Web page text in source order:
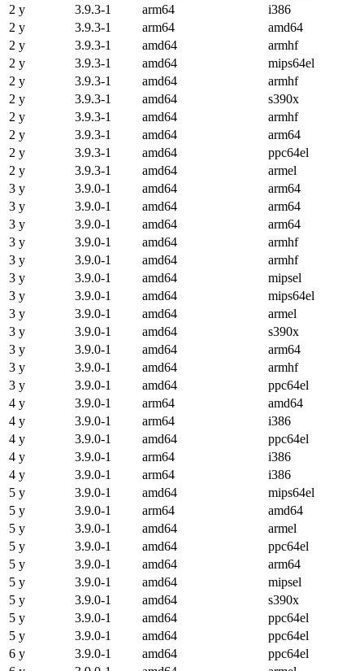
2 y
3.9.3-1 arm64
i386
2 y
3.9.3-1 arm64
amd64
2 y
3.9.3-1 amd64
armhf
2 y
3.9.3-1 amd64
mips64el
2 y
3.9.3-1 amd64
armhf
2 y
3.9.3-1 amd64
s390x
2 y
3.9.3-1 amd64
armhf
2 y
3.9.3-1 amd64
arm64
2 y
3.9.3-1 amd64
ppc64el
2 y
3.9.3-1 amd64
armel
3 y
3.9.0-1 amd64
arm64
3 y
3.9.0-1 amd64
arm64
3 y
3.9.0-1 amd64
arm64
3 y
3.9.0-1 amd64
armhf
3 y
3.9.0-1 amd64
armhf
3 y
3.9.0-1 amd64
mipsel
3 y
3.9.0-1 amd64
mips64el
3 y
3.9.0-1 amd64
armel
3 y
3.9.0-1 amd64
s390x
3 y
3.9.0-1 amd64
arm64
3 y
3.9.0-1 amd64
armhf
3 y
3.9.0-1 amd64
ppc64el
4 y
3.9.0-1 arm64
amd64
4 y
3.9.0-1 arm64
i386
4 y
3.9.0-1 amd64
ppc64el
4 y
3.9.0-1 arm64
i386
4 y
3.9.0-1 arm64
i386
5 y
3.9.0-1 amd64
mips64el
5 y
3.9.0-1 arm64
amd64
5 y
3.9.0-1 amd64
armel
5 y
3.9.0-1 amd64
ppc64el
5 y
3.9.0-1 amd64
arm64
5 y
3.9.0-1 amd64
mipsel
5 y
3.9.0-1 amd64
s390x
5 y
3.9.0-1 amd64
ppc64el
5 y
3.9.0-1 amd64
ppc64el
6 y
3.9.0-1 amd64
ppc64el